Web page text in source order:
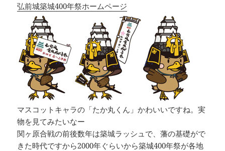
弘前城築城400年祭ホームページ
マスコットキャラの「たか丸くん」かわいいですね。実
物を見てみたいなー
関ヶ原合戦の前後数年は築城ラッシュで、藩の基礎がで
きた時代ですから2000年ぐらいから築城400年祭が各地